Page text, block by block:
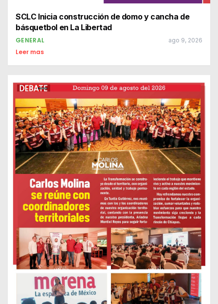
SCLC Inicia construcción de domo y cancha de
básquetbol en La Libertad
GENERAL ago 9, 2026
Leer mas